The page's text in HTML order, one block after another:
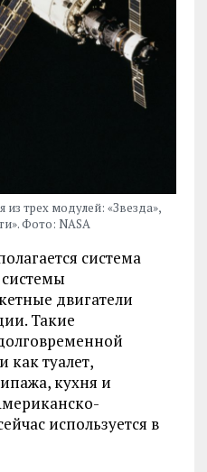
трех модулей: «Звезда»,
Фото: NASA
система
двигатели
Такие
как туалет,
кухня и
используется в